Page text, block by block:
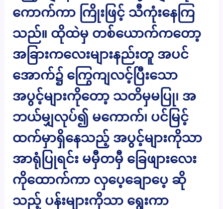
ကောက်ကာ ကြိုးဖြင့် သီကုံးနေကြ
သည်။ ထိုထဲမှ တစ်ယောက်ကတော့
အခြားကလေးများနည်းတူ အပင်
အောက်၌ ကြွေကျလင့်ပြီးသော
အပွင့်များကိုတော့ သတိမှမပြု၊ အ
ဘယ်မျှလုပ်၍ မကောက်၊ ပင်မြင့်
ထက်မှာရှိနေသည့် အပွင့်များကိုသာ
အာရုံပြုရင်း မမှီတမှီ ခြေဖျားလေး
ကိုထောက်ကာ လှပေ့ချောပေ့ ဆို
သည့် ပန်းများကိုသာ ရွေးကာ